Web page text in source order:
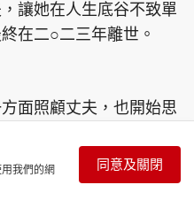
讓她在人生底谷不致單
在二○二三年離世。
面照顧丈夫，也開始思
。她應朋友邀請加入
募善款，在二○一六年
我們的網
同意及關閉